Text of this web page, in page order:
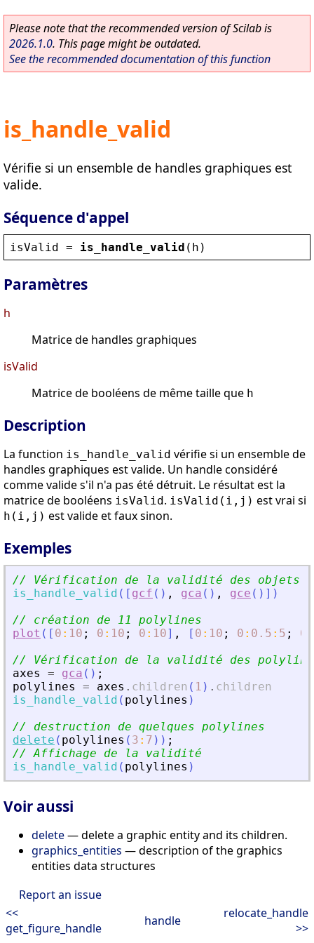
Please note that the recommended version of Scilab is
2026.1.0. This page might be outdated.
See the recommended documentation of this function
is_handle_valid
Vérifie si un ensemble de handles graphiques est
valide.
Séquence d'appel
isValid = is_handle_valid ( h )
Paramètres
h
Matrice de handles graphiques
isValid
Matrice de booléens de même taille que h
Description
La function is_handle_valid vérifie si un ensemble de
handles graphiques est valide. Un handle considéré
comme valide s'il n'a pas été détruit. Le résultat est la
matrice de booléens isValid . isValid(i,j) est vrai si
h(i,j) est valide et faux sinon.
Exemples
// Vérification de la validité des objets
is_handle_valid ( [ gcf ( ) , gca ( ) , gce ( ) ] )
// création de 11 polylines
plot ( [ 0 : 10 ; 0 : 10 ; 0 : 10] , [ 0 : 10 ; 0 : 0.5 : 5 ; 0
// Vérification de la validité des
axes
= gca ( ) ;
polylines
= axes . children ( 1 ) . children
is_handle_valid ( polylines )
// destruction de quelques polylines
delete ( polylines ( 3 : 7 ) ) ;
// Affichage de la validité
is_handle_valid ( polylines )
Voir aussi
delete— delete a graphic entity and its children.
graphics_entities — description of the graphics
entities data structures
Report an issue
<<
get_figure_handle
handle
relocate_handle
>>